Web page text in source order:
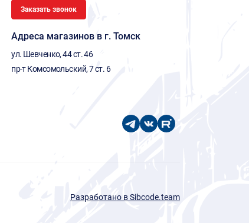
Заказать звонок
Адреса магазинов в г. Томск
ул. Шевченко, 44 ст. 46
пр-т Комсомольский, 7 ст. 6
Разработано в Sibcode.team